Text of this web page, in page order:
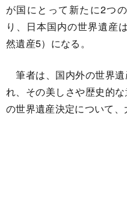
が国にとって新たに2つ
り、日本国内の世界遺産
然遺産5）になる。
筆者は、国内外の世界
れ、その美しさや歴史的
の世界遺産決定について、